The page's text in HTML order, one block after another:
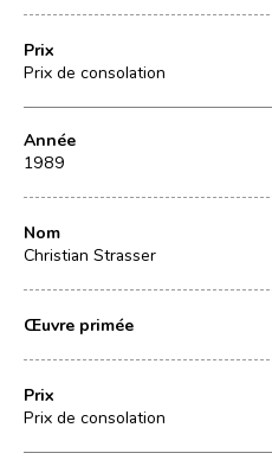
Prix
Prix de consolation
Année
1989
Nom
Christian Strasser
Œuvre primée
Prix
Prix de consolation